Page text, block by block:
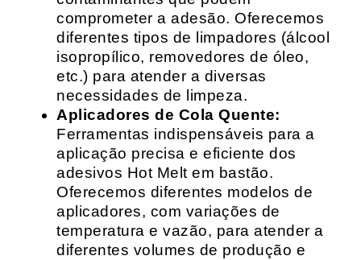
comprometer a adesão. Oferecemos
diferentes tipos de limpadores (álcool
isopropílico, removedores de óleo,
etc.) para atender a diversas
necessidades de limpeza.
Aplicadores de Cola Quente:
Ferramentas indispensáveis para a
aplicação precisa e eficiente dos
adesivos Hot Melt em bastão.
Oferecemos diferentes modelos de
aplicadores, com variações de
temperatura e vazão, para atender a
diferentes volumes de produção e